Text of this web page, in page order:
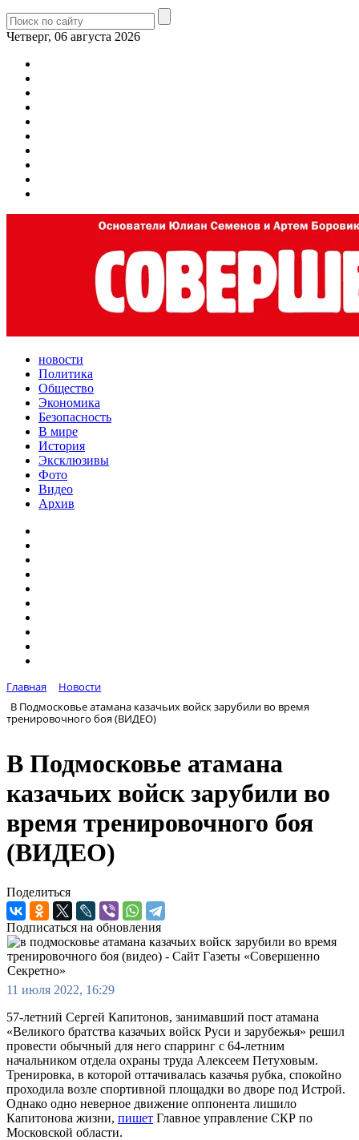
Четверг, 06 августа 2026
новости
Политика
Общество
Экономика
Безопасность
В мире
История
Эксклюзивы
Фото
Видео
Архив
Главная
Новости
В Подмосковье атамана казачьих войск зарубили во время
тренировочного боя (ВИДЕО)
В Подмосковье атамана
казачьих войск зарубили во
время тренировочного боя
(ВИДЕО)
Поделиться
Подписаться на обновления
11 июля 2022, 16:29
57-летний Сергей Капитонов, занимавший пост атамана
«Великого братства казачьих войск Руси и зарубежья» решил
провести обычный для него спарринг с 64-летним
начальником отдела охраны труда Алексеем Петуховым.
Тренировка, в которой оттачивалась казачья рубка, спокойно
проходила возле спортивной площадки во дворе под Истрой.
Однако одно неверное движение оппонента лишило
Капитонова жизни, пишет Главное управление СКР по
Московской области.